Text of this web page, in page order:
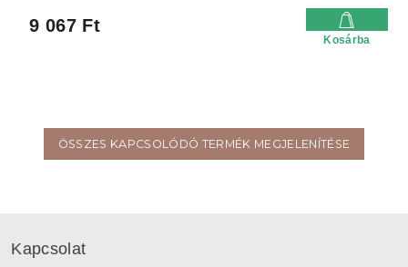
9 067 Ft
Kosárba
ÖSSZES KAPCSOLÓDÓ TERMÉK MEGJELENÍTÉSE
Kapcsolat